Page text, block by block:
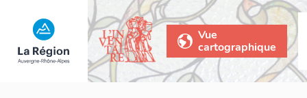
Vue
cartographique